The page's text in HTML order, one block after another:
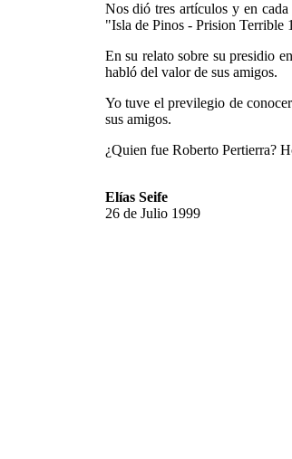
Nos dió tres artículos y en
"Isla de Pinos - Prision Terrible
En su relato sobre su presidio
habló del valor de sus amigos.
Yo tuve el previlegio de
sus amigos.
¿Quien fue Roberto Pertierra?
Elías Seife
26 de Julio 1999